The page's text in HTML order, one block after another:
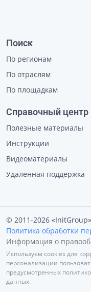
Поиск
По регионам
По отраслям
По площадкам
Справочный центр
Полезные материалы
Инструкции
Видеоматериалы
Удаленная поддержка
© 2011-2026 «InitGroup»
Политика обработки
Информация о
Используем cookies для
персонализации
предусмотренных
данных.